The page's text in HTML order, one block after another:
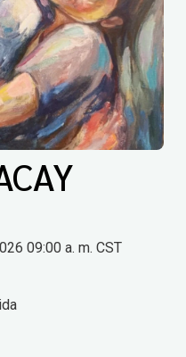
09:00 a. m. CST